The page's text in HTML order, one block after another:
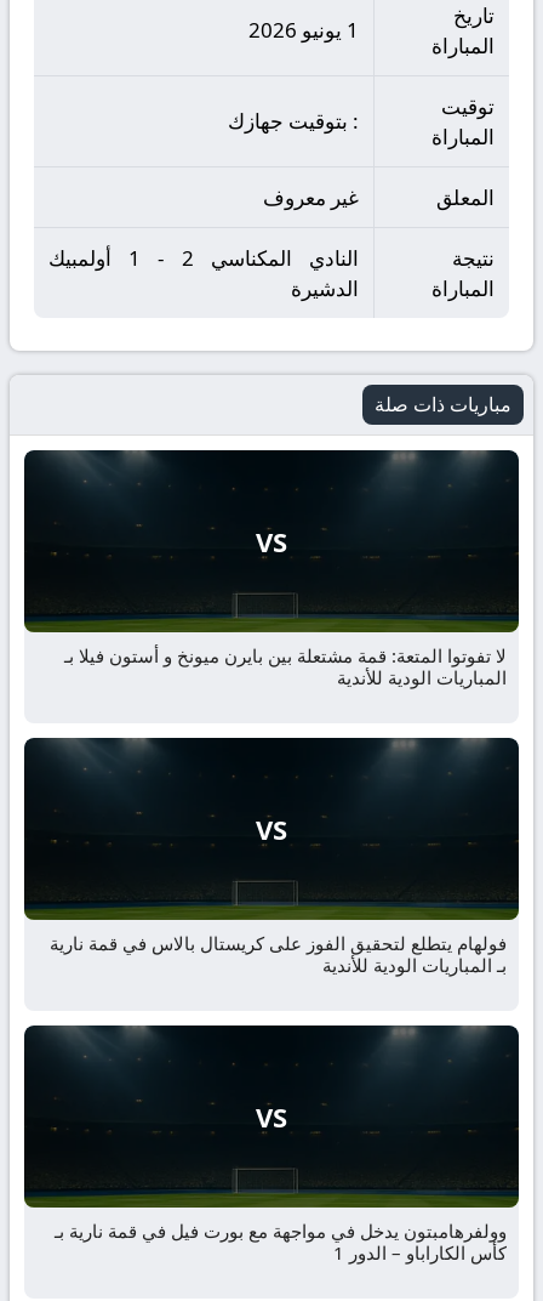
تاريخ
المباراة
1 يونيو 2026
توقيت
المباراة
: بتوقيت جهازك
المعلق غير معروف
نتيجة
المباراة
النادي المكناسي 2 - 1 أولمبيك
الدشيرة
مباريات ذات صلة
VS
لا تفوتوا المتعة: قمة مشتعلة بين بايرن ميونخ و أستون فيلا بـ
المباريات الودية للأندية
VS
فولهام يتطلع لتحقيق الفوز على كريستال بالاس في قمة نارية
بـ المباريات الودية للأندية
VS
وولفرهامبتون يدخل في مواجهة مع بورت فيل في قمة نارية بـ
كأس الكاراباو – الدور 1